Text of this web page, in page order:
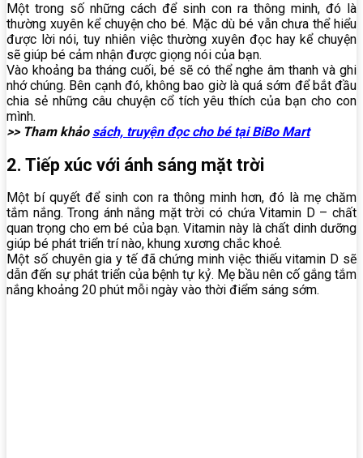
Một trong số những cách để sinh con ra thông minh, đó là
thường xuyên kể chuyện cho bé. Mặc dù bé vẫn chưa thể hiểu
được lời nói, tuy nhiên việc thường xuyên đọc hay kể chuyện
sẽ giúp bé cảm nhận được giọng nói của bạn.
Vào khoảng ba tháng cuối, bé sẽ có thể nghe âm thanh và ghi
nhớ chúng. Bên cạnh đó, không bao giờ là quá sớm để bắt đầu
chia sẻ những câu chuyện cổ tích yêu thích của bạn cho con
mình.
>> Tham khảo sách, truyện đọc cho bé tại BiBo Mart
2. Tiếp xúc với ánh sáng mặt trời
Một bí quyết để sinh con ra thông minh hơn, đó là mẹ chăm
tắm nắng. Trong ánh nắng mặt trời có chứa Vitamin D – chất
quan trọng cho em bé của bạn. Vitamin này là chất dinh dưỡng
giúp bé phát triển trí nào, khung xương chắc khoẻ.
Một số chuyên gia y tế đã chứng minh việc thiếu vitamin D sẽ
dẫn đến sự phát triển của bệnh tự kỷ. Mẹ bầu nên cố gắng tắm
nắng khoảng 20 phút mỗi ngày vào thời điểm sáng sớm.